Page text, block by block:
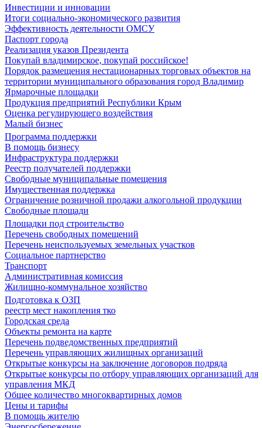
Инвестиции и инновации
Итоги социально-экономического развития
Эффективность деятельности ОМСУ
Паспорт города
Реализация указов Президента
Покупай владимирское, покупай российское!
Порядок размещения нестационарных торговых объектов на
территории муниципального образования город Владимир
Ярмарочные площадки
Продукция предприятий Республики Крым
Оценка регулирующего воздействия
Малый бизнес
Программа поддержки
В помощь бизнесу
Инфраструктура поддержки
Реестр получателей поддержки
Свободные муниципальные помещения
Имущественная поддержка
Ограничение розничной продажи алкогольной продукции
Свободные площади
Площадки под строительство
Перечень свободных помещений
Перечень неиспользуемых земельных участков
Социальное партнерство
Транспорт
Административная комиссия
Жилищно-коммунальное хозяйство
Подготовка к ОЗП
реестр мест накопления тко
Городская среда
Объекты ремонта на карте
Перечень подведомственных предприятий
Перечень управляющих жилищных организаций
Открытые конкурсы на заключение договоров подряда
Открытые конкурсы по отбору управляющих организаций для
управления МКД
Общее количество многоквартирных домов
Цены и тарифы
В помощь жителю